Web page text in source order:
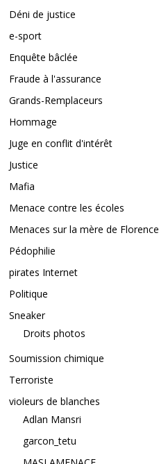
Déni de justice
e-sport
Enquête bâclée
Fraude à l'assurance
Grands-Remplaceurs
Hommage
Juge en conflit d'intérêt
Justice
Mafia
Menace contre les écoles
Menaces sur la mère de Florence
Pédophilie
pirates Internet
Politique
Sneaker
Droits photos
Soumission chimique
Terroriste
violeurs de blanches
Adlan Mansri
garcon_tetu